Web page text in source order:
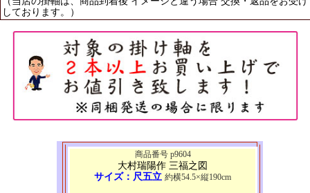
しております。）
商品番号 p9604
大村瑞陽作 三福之図
サイズ：尺五立 約横54.5×縦190cm